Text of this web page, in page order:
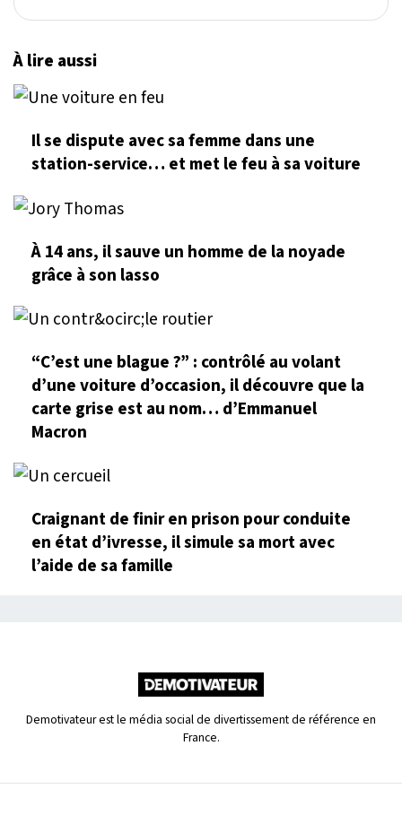
À lire aussi
Il se dispute avec sa femme dans une
station-service… et met le feu à sa voiture
À 14 ans, il sauve un homme de la noyade
grâce à son lasso
“C’est une blague ?” : contrôlé au volant
d’une voiture d’occasion, il découvre que la
carte grise est au nom… d’Emmanuel
Macron
Craignant de finir en prison pour conduite
en état d’ivresse, il simule sa mort avec
l’aide de sa famille
Demotivateur est le média social de divertissement de référence en
France.